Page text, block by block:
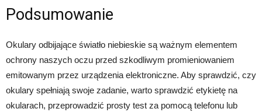
Podsumowanie
Okulary odbijające światło niebieskie są ważnym elementem
ochrony naszych oczu przed szkodliwym promieniowaniem
emitowanym przez urządzenia elektroniczne. Aby sprawdzić, czy
okulary spełniają swoje zadanie, warto sprawdzić etykietę na
okularach, przeprowadzić prosty test za pomocą telefonu lub